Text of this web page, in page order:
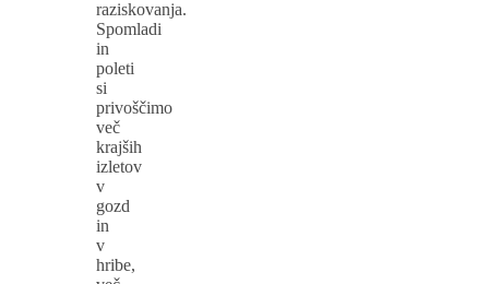
raziskovanja.
Spomladi
in
poleti
si
privoščimo
več
krajših
izletov
v
gozd
in
v
hribe,